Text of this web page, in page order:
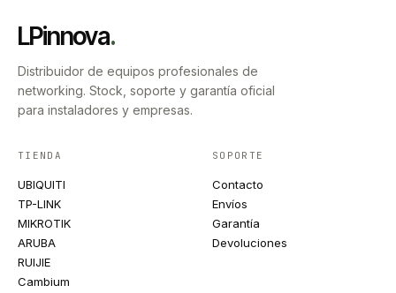
LPinnova.
Distribuidor de equipos profesionales de
networking. Stock, soporte y garantía oficial
para instaladores y empresas.
TIENDA
UBIQUITI
TP-LINK
MIKROTIK
ARUBA
RUIJIE
Cambium
SOPORTE
Contacto
Envíos
Garantía
Devoluciones